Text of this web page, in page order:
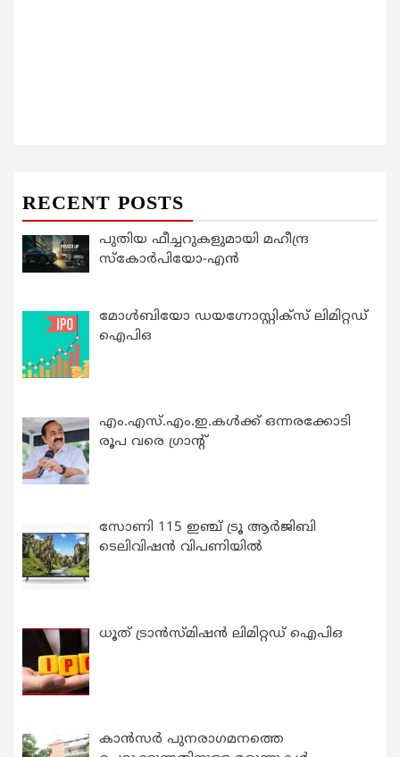
RECENT POSTS
പുതിയ ഫീച്ചറുകളുമായി മഹീന്ദ്ര
സ്കോർപിയോ-എൻ
മോൾബിയോ ഡയഗ്നോസ്റ്റിക്സ് ലിമിറ്റഡ്
ഐപിഒ
എം.എസ്.എം.ഇ.കൾക്ക് ഒന്നരക്കോടി
രൂപ വരെ ഗ്രാന്റ്
സോണി 115 ഇഞ്ച് ട്രൂ ആർജിബി
ടെലിവിഷൻ വിപണിയിൽ
ധൂത് ട്രാൻസ്മിഷൻ ലിമിറ്റഡ് ഐപിഒ
കാന്‍സര്‍ പുനരാഗമനത്തെ